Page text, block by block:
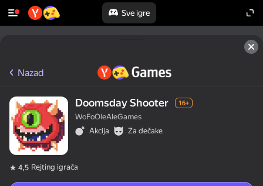
Sve igre
Nazad
Doomsday Shooter 16+
WoFoOleAleGames
Akcija
Za dečake
4,5 Rejting igrača